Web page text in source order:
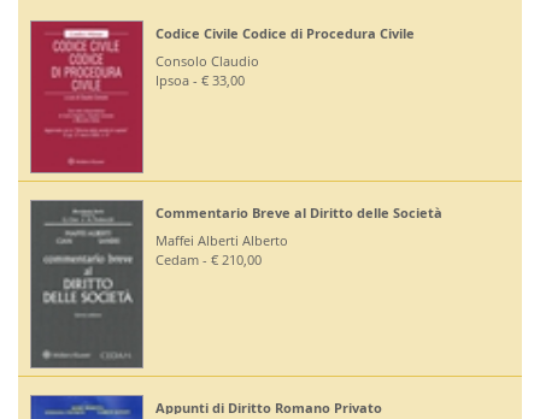
Codice Civile Codice di Procedura Civile
Consolo Claudio
Ipsoa - € 33,00
Commentario Breve al Diritto delle Società
Maffei Alberti Alberto
Cedam - € 210,00
Appunti di Diritto Romano Privato